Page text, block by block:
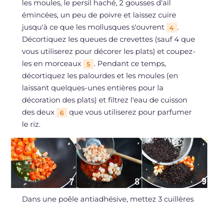
les moules, le persil haché, 2 gousses d'ail
émincées, un peu de poivre et laissez cuire
jusqu'à ce que les mollusques s'ouvrent
4 .
Décortiquez les queues de crevettes (sauf 4 que
vous utiliserez pour décorer les plats) et coupez-
les en morceaux
5 . Pendant ce temps,
décortiquez les palourdes et les moules (en
laissant quelques-unes entières pour la
décoration des plats) et filtrez l'eau de cuisson
des deux
6
que vous utiliserez pour parfumer
le riz.
Dans une poêle antiadhésive, mettez 3 cuillères